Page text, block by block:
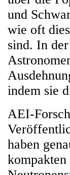
und
wie oft
sind. In
indem sie
AEI-
haben